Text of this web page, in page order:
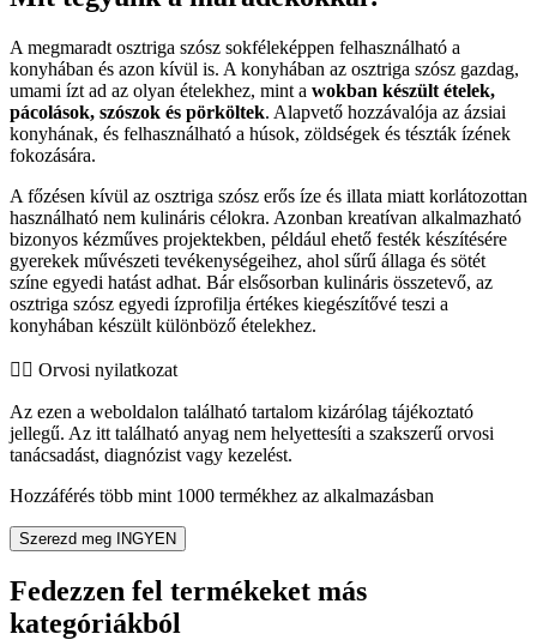
A megmaradt osztriga szósz sokféleképpen felhasználható a
konyhában és azon kívül is. A konyhában az osztriga szósz gazdag,
umami ízt ad az olyan ételekhez, mint a wokban készült ételek,
pácolások, szószok és pörköltek. Alapvető hozzávalója az ázsiai
konyhának, és felhasználható a húsok, zöldségek és tészták ízének
fokozására.
A főzésen kívül az osztriga szósz erős íze és illata miatt korlátozottan
használható nem kulináris célokra. Azonban kreatívan alkalmazható
bizonyos kézműves projektekben, például ehető festék készítésére
gyerekek művészeti tevékenységeihez, ahol sűrű állaga és sötét
színe egyedi hatást adhat. Bár elsősorban kulináris összetevő, az
osztriga szósz egyedi ízprofilja értékes kiegészítővé teszi a
konyhában készült különböző ételekhez.
👨‍⚕️️ Orvosi nyilatkozat
Az ezen a weboldalon található tartalom kizárólag tájékoztató
jellegű. Az itt található anyag nem helyettesíti a szakszerű orvosi
tanácsadást, diagnózist vagy kezelést.
Hozzáférés több mint 1000 termékhez az alkalmazásban
Szerezd meg INGYEN
Fedezzen fel termékeket más
kategóriákból